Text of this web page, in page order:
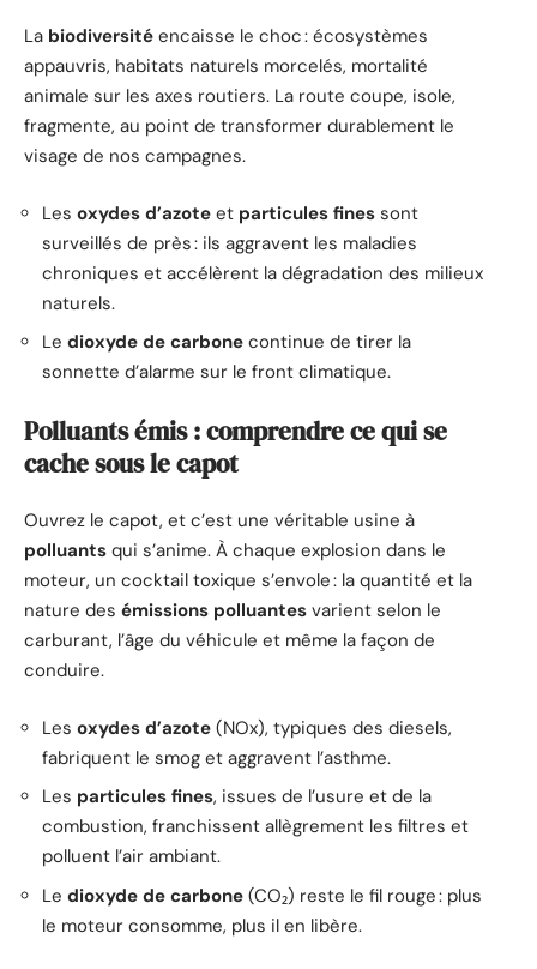
La biodiversité encaisse le choc : écosystèmes
appauvris, habitats naturels morcelés, mortalité
animale sur les axes routiers. La route coupe, isole,
fragmente, au point de transformer durablement le
visage de nos campagnes.
Les oxydes d’azote et particules fines sont
surveillés de près : ils aggravent les maladies
chroniques et accélèrent la dégradation des milieux
naturels.
Le dioxyde de carbone continue de tirer la
sonnette d’alarme sur le front climatique.
Polluants émis : comprendre ce qui se
cache sous le capot
Ouvrez le capot, et c’est une véritable usine à
polluants qui s’anime. À chaque explosion dans le
moteur, un cocktail toxique s’envole : la quantité et la
nature des émissions polluantes varient selon le
carburant, l’âge du véhicule et même la façon de
conduire.
Les oxydes d’azote (NOx), typiques des diesels,
fabriquent le smog et aggravent l’asthme.
Les particules fines, issues de l’usure et de la
combustion, franchissent allègrement les filtres et
polluent l’air ambiant.
Le dioxyde de carbone (CO₂) reste le fil rouge : plus
le moteur consomme, plus il en libère.